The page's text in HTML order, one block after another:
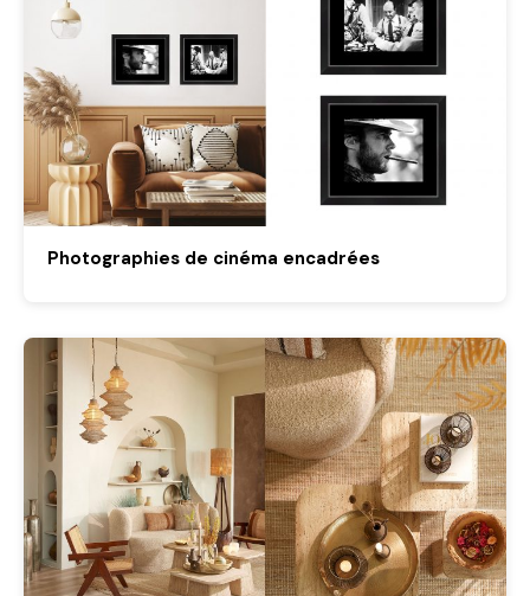
Photographies de cinéma encadrées